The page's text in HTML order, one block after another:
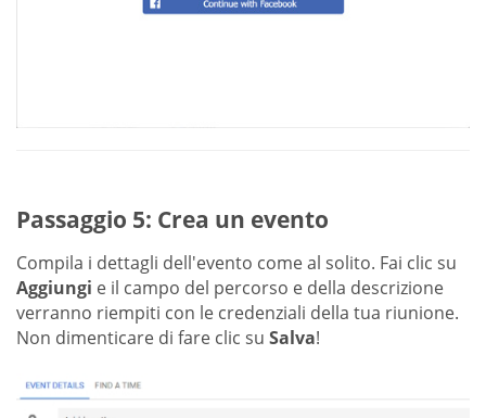
Passaggio 5: Crea un evento
Compila i dettagli dell'evento come al solito. Fai clic su
Aggiungi e il campo del percorso e della descrizione
verranno riempiti con le credenziali della tua riunione.
Non dimenticare di fare clic su Salva!